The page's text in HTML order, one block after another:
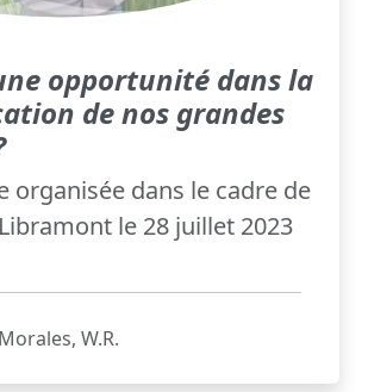
opportunité dans la
de nos grandes
organisée dans le cadre de
le 28 juillet 2023
W.R.